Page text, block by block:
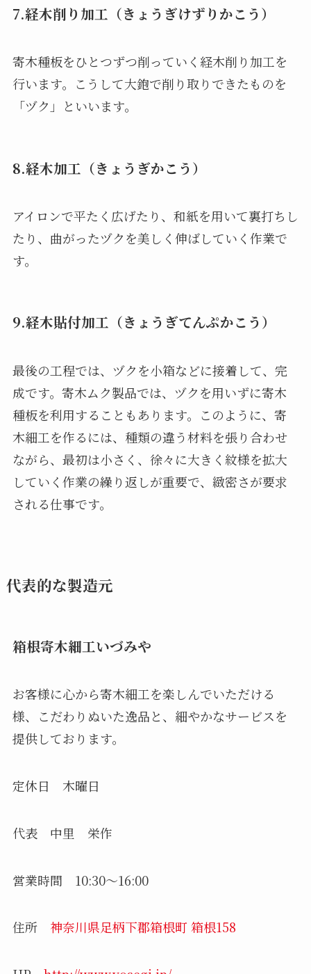
7.経木削り加工（きょうぎけずりかこう）
寄木種板をひとつずつ削っていく経木削り加工を
行います。こうして大鉋で削り取りできたものを
「ヅク」といいます。
8.経木加工（きょうぎかこう）
アイロンで平たく広げたり、和紙を用いて裏打ちし
たり、曲がったヅクを美しく伸ばしていく作業で
す。
9.経木貼付加工（きょうぎてんぷかこう）
最後の工程では、ヅクを小箱などに接着して、完
成です。寄木ムク製品では、ヅクを用いずに寄木
種板を利用することもあります。このように、寄
木細工を作るには、種類の違う材料を張り合わせ
ながら、最初は小さく、徐々に大きく紋様を拡大
していく作業の繰り返しが重要で、緻密さが要求
される仕事です。
代表的な製造元
箱根寄木細工いづみや
お客様に心から寄木細工を楽しんでいただける
様、こだわりぬいた逸品と、細やかなサービスを
提供しております。
定休日 木曜日
代表 中里 栄作
営業時間 10:30～16:00
住所 神奈川県足柄下郡箱根町 箱根158